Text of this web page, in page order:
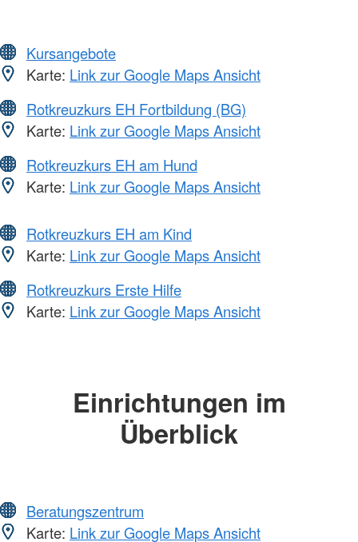
Kursangebote
Karte: Link zur Google Maps Ansicht
Rotkreuzkurs EH Fortbildung (BG)
Karte: Link zur Google Maps Ansicht
Rotkreuzkurs EH am Hund
Karte: Link zur Google Maps Ansicht
Rotkreuzkurs EH am Kind
Karte: Link zur Google Maps Ansicht
Rotkreuzkurs Erste Hilfe
Karte: Link zur Google Maps Ansicht
Einrichtungen im
Überblick
Beratungszentrum
Karte: Link zur Google Maps Ansicht